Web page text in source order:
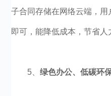
子合同存储在网络云端，用
即可，能降低成本，节省人
5、绿色办公、低碳环